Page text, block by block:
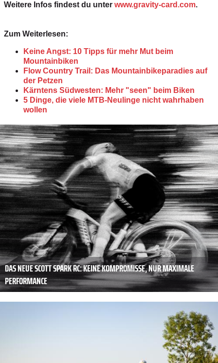
Weitere Infos findest du unter www.gravity-card.com.
Zum Weiterlesen:
Keine Angst: 10 Tipps für mehr Mut beim
Mountainbiken
Flow Country Trail: Das Mountainbikeparadies auf
der Petzen
Kärntens Südwesten: Mehr "seen" beim Biken
5 Dinge, die viele MTB-Neulinge nicht wahrhaben
wollen
DAS NEUE SCOTT SPARK RC: KEINE KOMPROMISSE, NUR MAXIMALE
PERFORMANCE